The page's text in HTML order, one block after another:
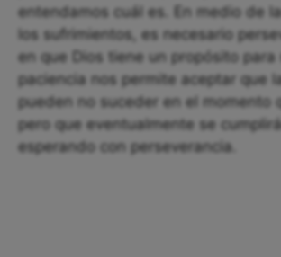
entendamos cuál es. En medio de
los sufrimientos, es necesario
en que Dios tiene un propósito para
paciencia nos permite aceptar que
pueden no suceder en el momento
pero que eventualmente se
esperando con perseverancia.